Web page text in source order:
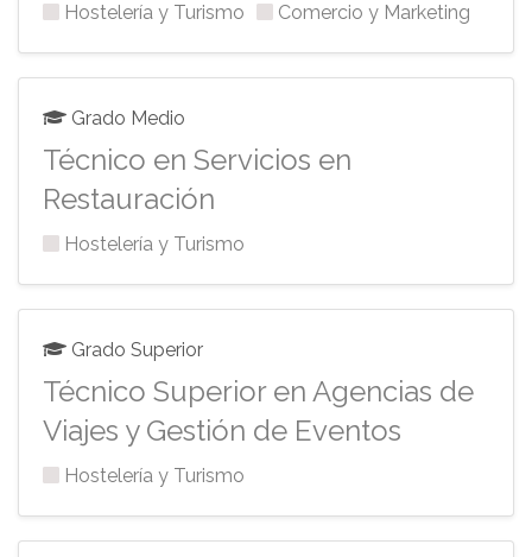
Hostelería y Turismo Comercio y Marketing
Grado Medio
Técnico en Servicios en
Restauración
Hostelería y Turismo
Grado Superior
Técnico Superior en Agencias de
Viajes y Gestión de Eventos
Hostelería y Turismo